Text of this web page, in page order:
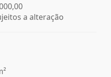
a alteração